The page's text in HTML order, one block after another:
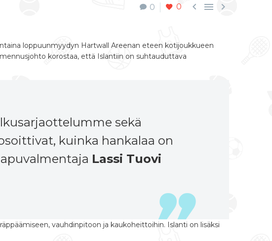
0 0   
loppuunmyydyn Hartwall Areenan eteen kotijoukkueen
korostaa, että Islantiin on suhtauduttava
sekä
kuinka hankalaa on
Lassi Tuovi
vauhdinpitoon ja kaukoheittoihin. Islanti on lisäksi